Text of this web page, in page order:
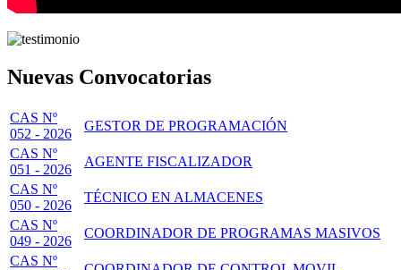
Nuevas Convocatorias
CAS Nº
052 - 2026
GESTOR DE PROGRAMACIÓN
CAS Nº
051 - 2026
AGENTE FISCALIZADOR
CAS Nº
050 - 2026
TÉCNICO EN ALMACENES
CAS Nº
049 - 2026
COORDINADOR DE PROGRAMAS MASIVOS
CAS Nº